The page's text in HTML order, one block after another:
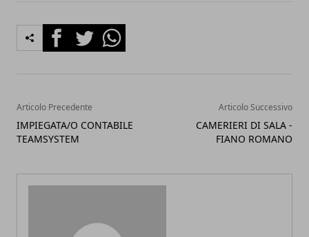
FacebookTwitterWhatsapp
Articolo Precedente
IMPIEGATA/O CONTABILE
TEAMSYSTEM
Articolo Successivo
CAMERIERI DI SALA -
FIANO ROMANO